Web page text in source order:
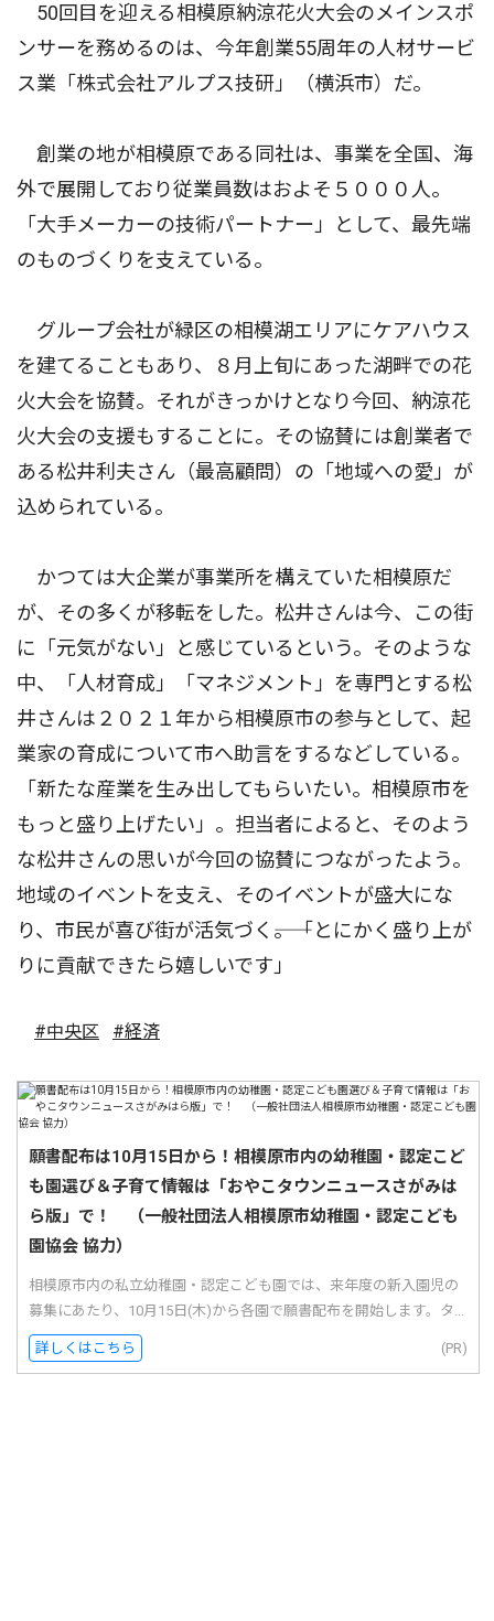
50回目を迎える相模原納涼花火大会のメインスポ
ンサーを務めるのは、今年創業55周年の人材サービ
ス業「株式会社アルプス技研」（横浜市）だ。
創業の地が相模原である同社は、事業を全国、海
外で展開しており従業員数はおよそ５０００人。
「大手メーカーの技術パートナー」として、最先端
のものづくりを支えている。
グループ会社が緑区の相模湖エリアにケアハウス
を建てることもあり、８月上旬にあった湖畔での花
火大会を協賛。それがきっかけとなり今回、納涼花
火大会の支援もすることに。その協賛には創業者で
ある松井利夫さん（最高顧問）の「地域への愛」が
込められている。
かつては大企業が事業所を構えていた相模原だ
が、その多くが移転をした。松井さんは今、この街
に「元気がない」と感じているという。そのような
中、「人材育成」「マネジメント」を専門とする松
井さんは２０２１年から相模原市の参与として、起
業家の育成について市へ助言をするなどしている。
「新たな産業を生み出してもらいたい。相模原市を
もっと盛り上げたい」。担当者によると、そのよう
な松井さんの思いが今回の協賛につながったよう。
地域のイベントを支え、そのイベントが盛大にな
り、市民が喜び街が活気づく――。「とにかく盛り上が
りに貢献できたら嬉しいです」
#中央区 #経済
願書配布は10月15日から！相模原市内の幼稚園・認定こど
も園選び＆子育て情報は「おやこタウンニュースさがみは
ら版」で！ （一般社団法人相模原市幼稚園・認定こども
園協会 協力）
相模原市内の私立幼稚園・認定こども園では、来年度の新入園児の
募集にあたり、10月15日(木)から各園で願書配布を開始します。タ...
詳しくはこちら (PR)